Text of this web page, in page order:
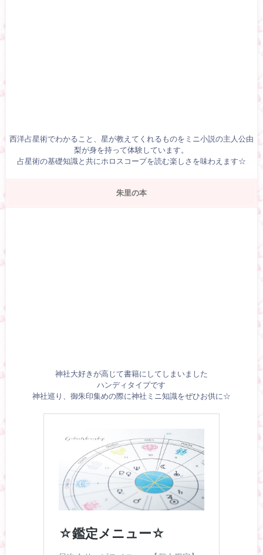
西洋占星術でわかること、星が教えてくれるものをミニ小説の主人公由
梨が身を持って体験しています。
占星術の基礎知識と共にホロスコープを読む楽しさを味わえます☆
朱里の本
神社大好きが高じて書籍にしてしまいました
ハンディタイプです
神社巡り、御朱印集めの際に神社ミニ知識をぜひお供に☆